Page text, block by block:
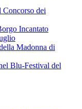
Concorso dei
Incantato
Madonna di
Blu-Festival del